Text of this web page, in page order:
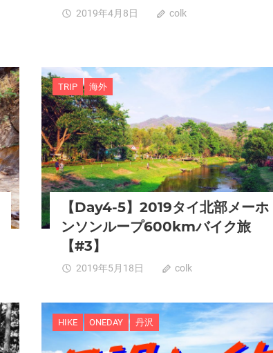
2019年4月8日 colk
TRIP 海外
【Day4-5】2019タイ北部メーホ
ンソンループ600kmバイク旅
【#3】
2019年5月18日 colk
HIKE ONEDAY 丹沢